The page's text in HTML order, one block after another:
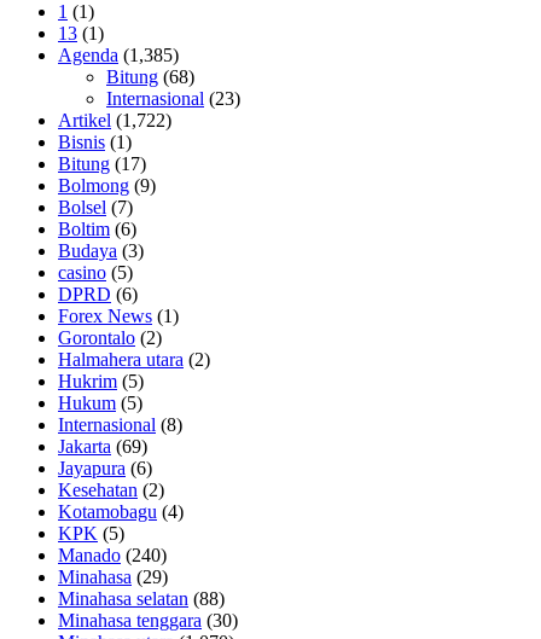
1 (1)
13 (1)
Agenda (1,385)
Bitung (68)
Internasional (23)
Artikel (1,722)
Bisnis (1)
Bitung (17)
Bolmong (9)
Bolsel (7)
Boltim (6)
Budaya (3)
casino (5)
DPRD (6)
Forex News (1)
Gorontalo (2)
Halmahera utara (2)
Hukrim (5)
Hukum (5)
Internasional (8)
Jakarta (69)
Jayapura (6)
Kesehatan (2)
Kotamobagu (4)
KPK (5)
Manado (240)
Minahasa (29)
Minahasa selatan (88)
Minahasa tenggara (30)